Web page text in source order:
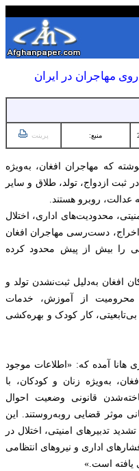
مهاجران در ایران
منبع: پرینت
که مهاجران افغان، به‌ویژه
ثبت ازدواج، تولد، طلاق و سایر
روبرو هستند.
محدودیت‌های اداری، اختلال
دست‌رسی مهاجران افغان
را بیش از پیش محدود کرده
افغان به‌دلیل ثبت‌نشدن تولد و
از آموزش، خدمات
کار کودک و بهره‌کشی
آمده که: «اطلاعات موجود
به‌ویژه زنان و کودکان، با
قانونی وضعیت احوال
موثر قضایی روبه‌روستند. این
تدبیرهای امنیتی، اختلال در
اداری و نیروهای انتظامی
یافته است.»